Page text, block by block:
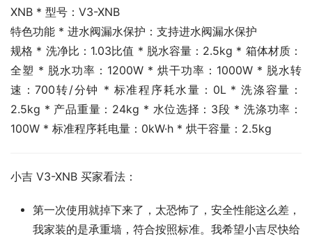
XNB * 型号：V3-XNB
特色功能 * 进水阀漏水保护：支持进水阀漏水保护
规格 * 洗净比：1.03比值 * 脱水容量：2.5kg * 箱体材质：
全塑 * 脱水功率：1200W * 烘干功率：1000W * 脱水转
速：700转/分钟 * 标准程序耗水量：0L * 洗涤容量：
2.5kg * 产品重量：24kg * 水位选择：3段 * 洗涤功率：
100W * 标准程序耗电量：0kW·h * 烘干容量：2.5kg
小吉 V3-XNB 买家看法：
第一次使用就掉下来了，太恐怖了，安全性能这么差，
我家装的是承重墙，符合按照标准。我希望小吉尽快给